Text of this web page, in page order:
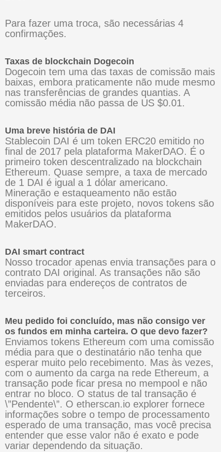
Para fazer uma troca, são necessárias 4
confirmações.
Taxas de blockchain Dogecoin
Dogecoin tem uma das taxas de comissão mais
baixas, embora praticamente não mude mesmo
nas transferências de grandes quantias. A
comissão média não passa de US $0.01.
Uma breve história de DAI
Stablecoin DAI é um token ERC20 emitido no
final de 2017 pela plataforma MakerDAO. É o
primeiro token descentralizado na blockchain
Ethereum. Quase sempre, a taxa de mercado
de 1 DAI é igual a 1 dólar americano.
Mineração e estaqueamento não estão
disponíveis para este projeto, novos tokens são
emitidos pelos usuários da plataforma
MakerDAO.
DAI smart contract
Nosso trocador apenas envia transações para o
contrato DAI original. As transações não são
enviadas para endereços de contratos de
terceiros.
Meu pedido foi concluído, mas não consigo ver
os fundos em minha carteira. O que devo fazer?
Enviamos tokens Ethereum com uma comissão
média para que o destinatário não tenha que
esperar muito pelo recebimento. Mas às vezes,
com o aumento da carga na rede Ethereum, a
transação pode ficar presa no mempool e não
entrar no bloco. O status de tal transação é
\”Pendente\”. O etherscan.io explorer fornece
informações sobre o tempo de processamento
esperado de uma transação, mas você precisa
entender que esse valor não é exato e pode
variar dependendo da situação.